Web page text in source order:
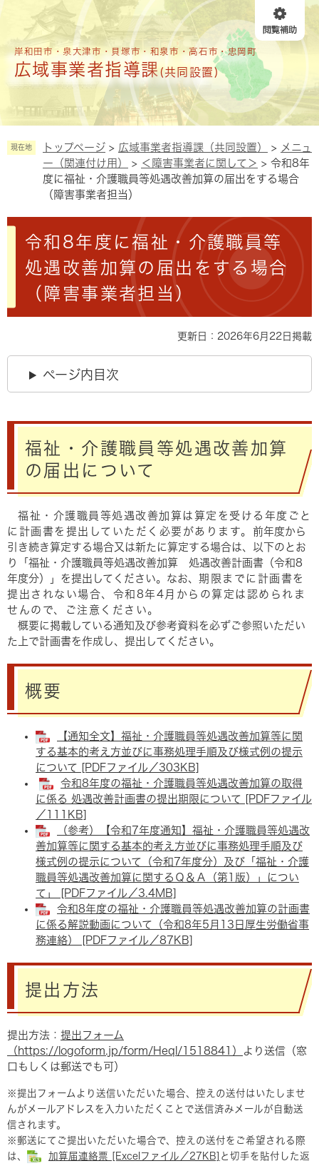
の
。
メニューを飛ばして本文へ
岸和田市・泉大津市・貝塚市・和泉市・高石市・忠岡町
広域事業者指導課 (共同設置)
現在地 トップページ > 広域事業者指導課（共同設置） > メニュ
ー（関連付け用）
> ＜障害事業者に関して＞ > 令和8年
度に福祉・介護職員等処遇改善加算の届出をする場合
（障害事業者担当）
本
令和8年度に福祉・介護職員等
処遇改善加算の届出をする場合
（障害事業者担当）
更新日：2026年6月22日掲載
ページ内目次
福祉・介護職員等処遇改善加算
の届出について
福祉・介護職員等処遇改善加算は算定を受ける年度ごと
に計画書を提出していただく必要があります。 前年度から
引き続き算定する場合又は新たに算定する場合は、以下のとお
り「福祉・介護職員等処遇改善加算 処遇改善計画書（令和8
年度分）」を提出してください。なお、 期限までに計画書を
提出されない場合、令和8年4月からの算定は認められま
せんので、ご注意ください。
概要に掲載している通知及び参考資料を必ずご参照いただい
た上で計画書を作成し、提出してください。
概要
【通知全文】福祉・介護職員等処遇改善加算等に関
する基本的考え方並びに事務処理手順及び様式例の提示
について [PDFファイル／303KB]
令和8年度の福祉・介護職員等処遇改善加算の取得
に係る 処遇改善計画書の提出期限について [PDFファイル
／111KB]
（参考）【令和7年度通知】福祉・介護職員等処遇改
善加算等に関する基本的考え方並びに事務処理手順及び
様式例の提示について（令和7年度分）及び「福祉・介護
職員等処遇改善加算に関するＱ＆Ａ（第1版）」につい
て」 [PDFファイル／3.4MB]
令和8年度の福祉・介護職員等処遇改善加算の計画書
に係る解説動画について（令和8年5月13日厚生労働省事
務連絡） [PDFファイル／87KB]
提出方法
提出方法： 提出フォーム
（https://logoform.jp/form/Heql/1518841）
より送信（窓
口もしくは郵送でも可）
※提出フォームより送信いただいた場合、控えの送付はいたしませ
んがメールアドレスを入力いただくことで送信済みメールが自動送
信されます。
※郵送にてご提出いただいた場合で、控えの送付をご希望される際
は、
加算届連絡票 [Excelファイル／27KB] と切手を貼付した返